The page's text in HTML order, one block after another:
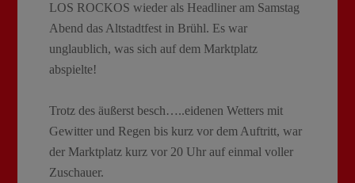
LOS ROCKOS wieder als Headliner am Samstag
Abend das Altstadtfest in Brühl. Es war
unglaublich, was sich auf dem Marktplatz
abspielte!
Trotz des äußerst besch…..eidenen Wetters mit
Gewitter und Regen bis kurz vor dem Auftritt, war
der Marktplatz kurz vor 20 Uhr auf einmal voller
Zuschauer.